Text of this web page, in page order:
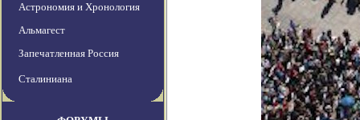
Астрономия и Хронология
Альмагест
Запечатленная Россия
Сталиниана